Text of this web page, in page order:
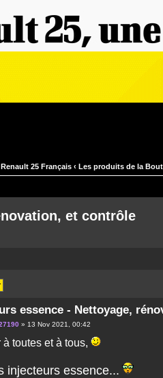
25 Français ‹ Les produits de la
et contrôle
essence - Nettoyage,
» 13 Nov 2021, 00:42
à toutes et à tous,
injecteurs essence...